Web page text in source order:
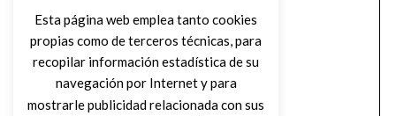
Esta página web emplea tanto cookies
propias como de terceros técnicas, para
recopilar información estadística de su
navegación por Internet y para
mostrarle publicidad relacionada con sus